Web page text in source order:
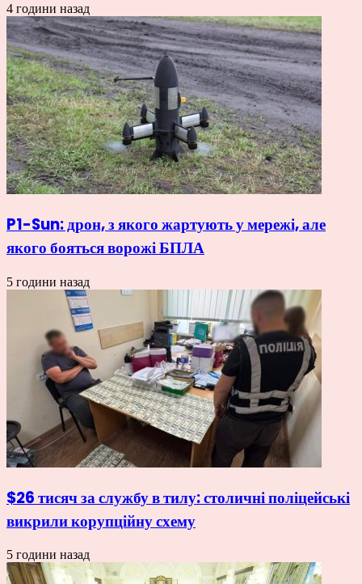
4 години назад
P1-Sun: дрон, з якого жартують у мережі, але
якого бояться ворожі БПЛА
5 години назад
$26 тисяч за службу в тилу: столичні поліцейські
викрили корупційну схему
5 години назад